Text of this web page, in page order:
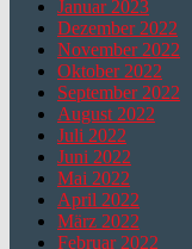
Januar 2023
Dezember 2022
November 2022
Oktober 2022
September 2022
August 2022
Juli 2022
Juni 2022
Mai 2022
April 2022
März 2022
Februar 2022